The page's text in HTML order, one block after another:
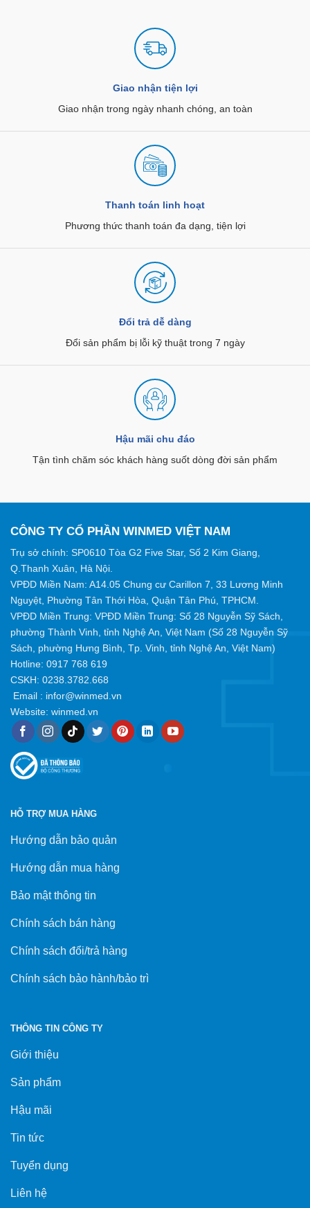
Giao nhận tiện lợi
Giao nhận trong ngày nhanh chóng, an toàn
Thanh toán linh hoạt
Phương thức thanh toán đa dạng, tiện lợi
Đổi trả dễ dàng
Đổi sản phẩm bị lỗi kỹ thuật trong 7 ngày
Hậu mãi chu đáo
Tận tình chăm sóc khách hàng suốt dòng đời sản phẩm
CÔNG TY CỔ PHẦN WINMED VIỆT NAM
Trụ sở chính: SP0610 Tòa G2 Five Star, Số 2 Kim Giang,
Q.Thanh Xuân, Hà Nội.
VPĐD Miền Nam: A14.05 Chung cư Carillon 7, 33 Lương Minh
Nguyệt, Phường Tân Thới Hòa, Quận Tân Phú, TPHCM.
VPĐD Miền Trung: VPĐD Miền Trung: Số 28 Nguyễn Sỹ Sách,
phường Thành Vinh, tỉnh Nghệ An, Việt Nam (Số 28 Nguyễn Sỹ
Sách, phường Hưng Bình, Tp. Vinh, tỉnh Nghệ An, Việt Nam)
Hotline: 0917 768 619
CSKH: 0238.3782.668
Email : infor@winmed.vn
Website: winmed.vn
HỖ TRỢ MUA HÀNG
Hướng dẫn bảo quản
Hướng dẫn mua hàng
Bảo mật thông tin
Chính sách bán hàng
Chính sách đổi/trả hàng
Chính sách bảo hành/bảo trì
THÔNG TIN CÔNG TY
Giới thiệu
Sản phẩm
Hậu mãi
Tin tức
Tuyển dụng
Liên hệ